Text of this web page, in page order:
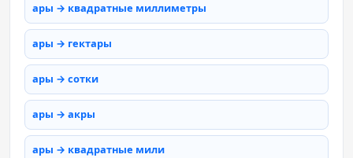
ары → квадратные миллиметры
ары → гектары
ары → сотки
ары → акры
ары → квадратные мили